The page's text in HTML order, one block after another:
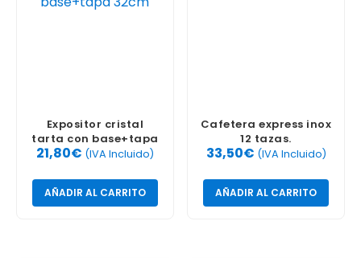
Expositor cristal
tarta con base+tapa
32cm
21,80€ (IVA Incluido)
AÑADIR AL CARRITO
Cafetera express inox
12 tazas.
33,50€ (IVA Incluido)
AÑADIR AL CARRITO